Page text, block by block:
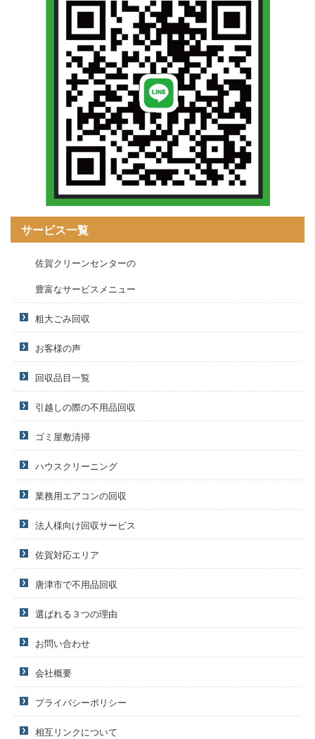
サービス一覧
佐賀クリーンセンターの
豊富なサービスメニュー
粗大ごみ回収
お客様の声
回収品目一覧
引越しの際の不用品回収
ゴミ屋敷清掃
ハウスクリーニング
業務用エアコンの回収
法人様向け回収サービス
佐賀対応エリア
唐津市で不用品回収
選ばれる３つの理由
お問い合わせ
会社概要
プライバシーポリシー
相互リンクについて